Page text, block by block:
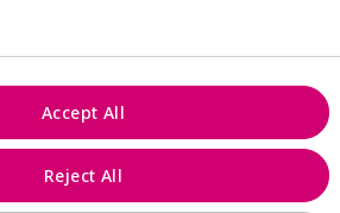
Reject All
Accept All